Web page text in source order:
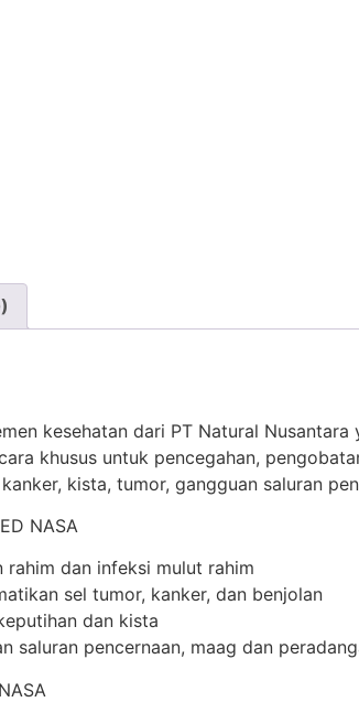
kesehatan dari PT Natural
khusus untuk pencegahan,
kista, tumor, gangguan saluran
NASA
rahim dan infeksi mulut rahim
sel tumor, kanker, dan benjolan
dan kista
saluran pencernaan, maag dan